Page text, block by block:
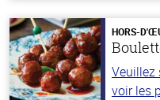
stars
HORS-
Veuillez
voir les